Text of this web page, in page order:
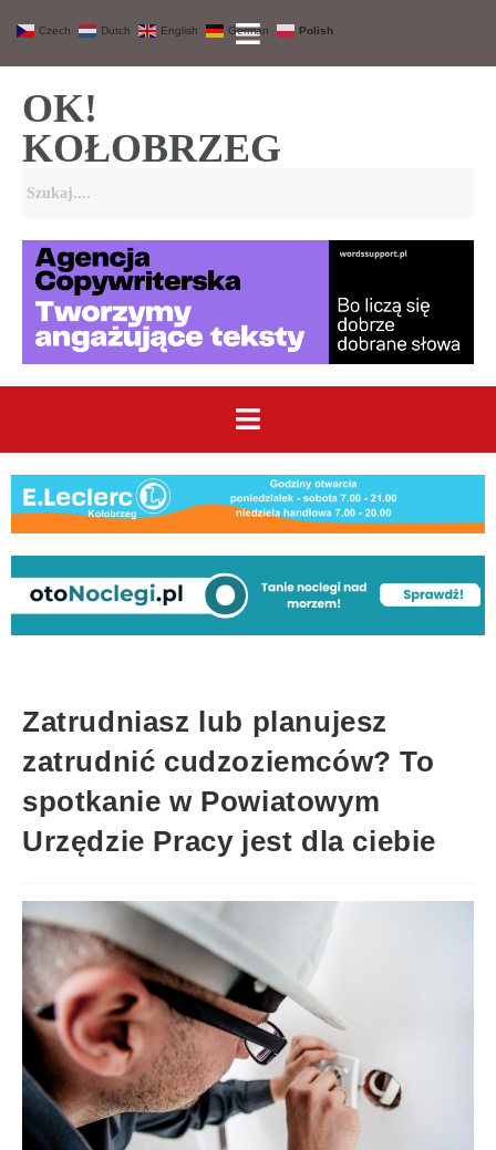
OK!
KOŁOBRZEG
Zatrudniasz lub planujesz
zatrudnić cudzoziemców? To
spotkanie w Powiatowym
Urzędzie Pracy jest dla ciebie
Czech Dutch English German Polish